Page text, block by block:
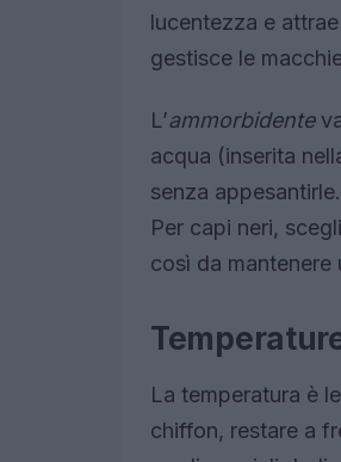
lucentezza e
gestisce le
L’ammorbidente
acqua (inserita
senza
Per capi neri,
così da mantenere
La temperatura è
chiffon, restare a